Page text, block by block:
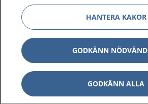
1177 på flera språk
Om 1177
Kontakt
HANTERA KAKOR
GODKÄNN
GODKÄNN ALLA